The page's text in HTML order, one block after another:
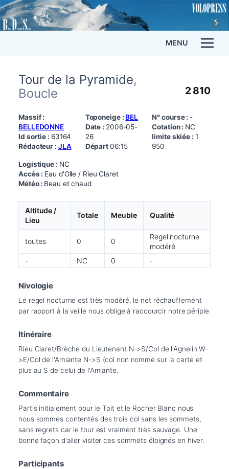
MENU
Tour de la Pyramide,
Boucle
2 810
Massif :
BELLEDONNE
Id sortie : 63164
Rédacteur : JLA
Toponeige : BEL
Date : 2006-05-
26
Départ06:15
N° course : -
Cotation : NC
limite skiée : 1
950
Logistique : NC
Accès : Eau d'Olle / Rieu Claret
Météo : Beau et chaud
Altitude /
Lieu
Totale Meuble Qualité
toutes 0 0
Regel nocturne
modéré
-
NC 0 -
Nivologie
Le regel nocturne est très modéré, le net réchauffement
par rapport à la veille nous oblige à raccourcir notre périple
Itinéraire
Rieu Claret/Brèche du Lieutenant N->S/Col de l'Agnelin W-
>E/Col de l'Amiante N->S (col non nommé sur la carte et
plus au S de celui de l'Amiante.
Commentaire
Partis initialement pour le Toit et le Rocher Blanc nous
nous sommes contentés des trois col sans les sommets,
sans regrets car le tour est vraiment très sauvage. Une
bonne façon d'aller visiter ces sommets éloignés en hiver.
Participants